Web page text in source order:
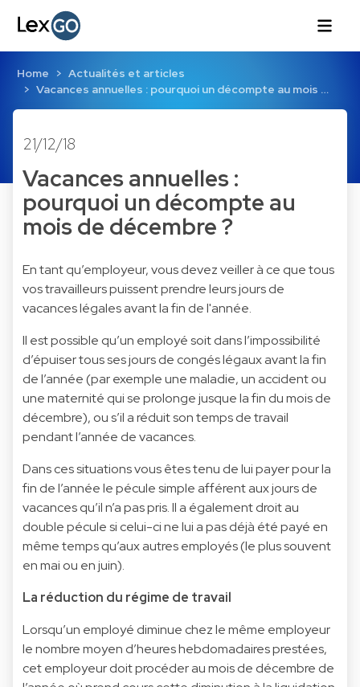
Home
Actualités et articles
Vacances annuelles : pourquoi un décompte au mois …
21/12/18
Vacances annuelles :
pourquoi un décompte au
mois de décembre ?
En tant qu’employeur, vous devez veiller à ce que tous
vos travailleurs puissent prendre leurs jours de
vacances légales avant la fin de l'année.
Il est possible qu’un employé soit dans l’impossibilité
d’épuiser tous ses jours de congés légaux avant la fin
de l’année (par exemple une maladie, un accident ou
une maternité qui se prolonge jusque la fin du mois de
décembre), ou s’il a réduit son temps de travail
pendant l’année de vacances.
Dans ces situations vous êtes tenu de lui payer pour la
fin de l’année le pécule simple afférent aux jours de
vacances qu’il n’a pas pris. Il a également droit au
double pécule si celui-ci ne lui a pas déjà été payé en
même temps qu’aux autres employés (le plus souvent
en mai ou en juin).
La réduction du régime de travail
Lorsqu’un employé diminue chez le même employeur
le nombre moyen d’heures hebdomadaires prestées,
cet employeur doit procéder au mois de décembre de